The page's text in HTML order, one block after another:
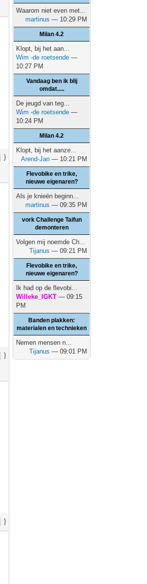
}
}
}
Waarom niet even met...
martinus — 10:29 PM
Milan 4.2
Klopt, bij het aan...
Wim -de roetsende —
10:27 PM
Vandaag ben ik blij
omdat.....
De jeugd van teg...
Wim -de roetsende —
10:24 PM
Milan 4.2
Klopt, bij het aanze...
Arend-Jan — 10:21 PM
Flevobike en trike,
nieuwe eigenaren?
Als je knieën beginn...
martinus — 09:35 PM
vork Challenge Taifun
demonteren
Volgen mij noemde Ch...
Tijanus — 09:21 PM
Flevobike en trike,
nieuwe eigenaren?
Ik had op de flevobi...
Willeke_IGKT — 09:15
PM
Banden plakken:
materialen en technieken
Nemen mensen n...
Tijanus — 09:01 PM